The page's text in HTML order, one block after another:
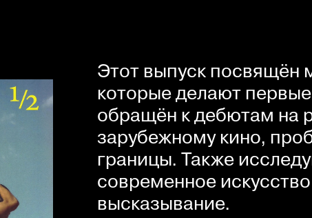
Этот выпуск посвящён
которые делают
обращён к дебютам на
зарубежному кино,
границы. Также
современное
высказывание.